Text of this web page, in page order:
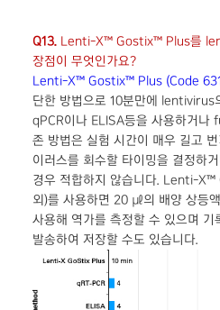
Q13.Lenti-X™ Gostix™ Plus를
장점이 무엇인가요?
Lenti-X™ Gostix™ Plus (Code
단한 방법으로 10분만에 lentivirus
qPCR이나 ELISA등을 사용하거
존 방법은 실험 시간이 매우 길고
이러스를 회수할 타이밍을 결정하
경우 적합하지 않습니다. Lenti-
외)를 사용하면 20 ㎕의 배양 상등
사용해 역가를 측정할 수 있으며
발송하여 저장할 수도 있습니다.